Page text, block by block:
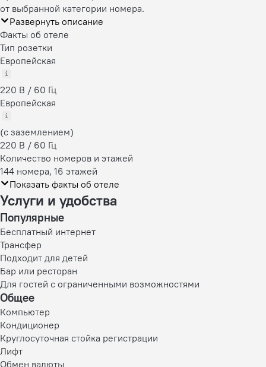
от выбранной категории номера.
Развернуть описание
Факты об отеле
Тип розетки
Европейская
220 В / 60 Гц
Европейская
(с заземлением)
220 В / 60 Гц
Количество номеров и этажей
144 номера, 16 этажей
Показать факты об отеле
Услуги и удобства
Популярные
Бесплатный интернет
Трансфер
Подходит для детей
Бар или ресторан
Для гостей с ограниченными возможностями
Общее
Компьютер
Кондиционер
Круглосуточная стойка регистрации
Лифт
Обмен валюты